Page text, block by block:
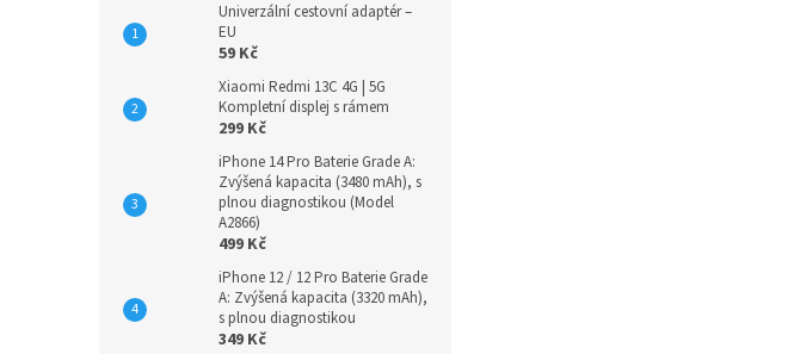
Univerzální cestovní adaptér –
EU
59 Kč
Xiaomi Redmi 13C 4G | 5G
Kompletní displej s rámem
299 Kč
iPhone 14 Pro Baterie Grade A:
Zvýšená kapacita (3480 mAh), s
plnou diagnostikou (Model
A2866)
499 Kč
iPhone 12 / 12 Pro Baterie Grade
A: Zvýšená kapacita (3320 mAh),
s plnou diagnostikou
349 Kč